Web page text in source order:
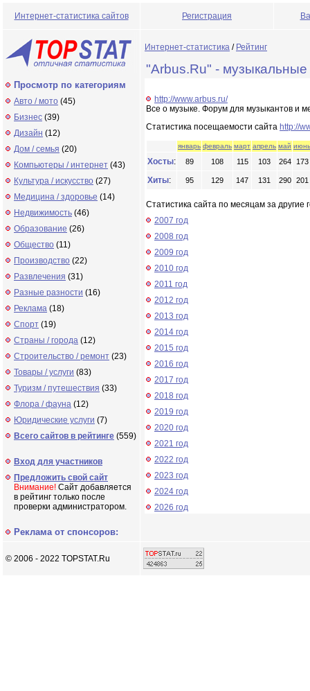
Интернет-статистика сайтов Регистрация
Просмотр по категориям
Авто / мото (45)
Бизнес (39)
Дизайн (12)
Дом / семья (20)
Компьютеры / интернет (43)
Культура / искусство (27)
Медицина / здоровье (14)
Недвижимость (46)
Образование (26)
Общество (11)
Производство (22)
Развлечения (31)
Разные разности (16)
Реклама (18)
Спорт (19)
Страны / города (12)
Строительство / ремонт (23)
Товары / услуги (83)
Туризм / путешествия (33)
Флора / фауна (12)
Юридические услуги (7)
Всего сайтов в рейтинге (559)
Вход для участников
Предложить свой сайт
Внимание! Сайт добавляется
в рейтинг только после
проверки администратором.
Реклама от спонсоров:
Интернет-статистика / Рейтинг
"Arbus.Ru" -
http://www.arbus.ru/
Все о музыке. Форум для музыкантов и
Статистика посещаемости сайта http://
январь февраль март апрель май июнь
Хосты: 89 108 115 103 264 173
Хиты: 95 129 147 131 290 201
Статистика сайта по месяцам за другие
2007 год
2008 год
2009 год
2010 год
2011 год
2012 год
2013 год
2014 год
2015 год
2016 год
2017 год
2018 год
2019 год
2020 год
2021 год
2022 год
2023 год
2024 год
2026 год
© 2006 - 2022 TOPSTAT.Ru